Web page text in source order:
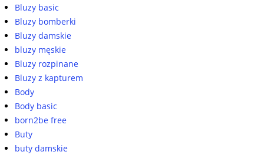
Bluzy basic
Bluzy bomberki
Bluzy damskie
bluzy męskie
Bluzy rozpinane
Bluzy z kapturem
Body
Body basic
born2be free
Buty
buty damskie